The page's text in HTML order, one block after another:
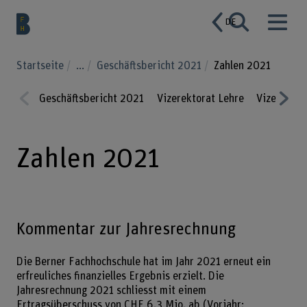
DE
Startseite ... Geschäftsbericht 2021 Zahlen 2021
ious
Geschäftsbericht 2021 Vizerektorat Lehre
Zahlen 2021
Kommentar zur Jahresrechnung
Die Berner Fachhochschule hat im Jahr 2021 erneut ein
erfreuliches finanzielles Ergebnis erzielt. Die
Jahresrechnung 2021 schliesst mit einem
Ertragsüberschuss von CHF 6.3 Mio. ab (Vorjahr: